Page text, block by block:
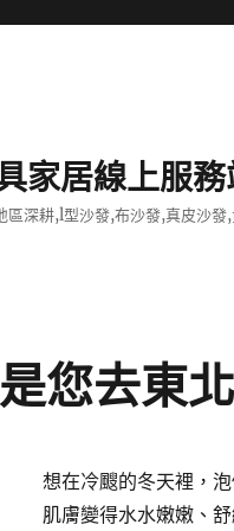
家居線上服務
深耕,l型沙發,布沙發,真皮沙發
您去東
想在冷颼的冬天裡，
肌膚變得水水嫩嫩、